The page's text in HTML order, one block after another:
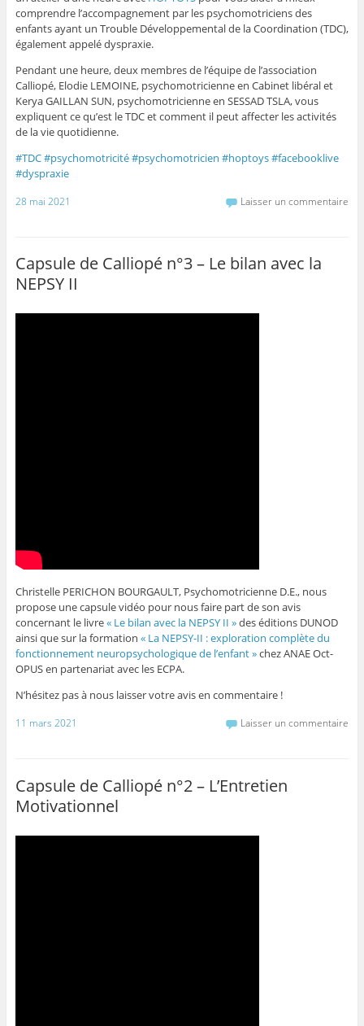
comprendre l’accompagnement par les psychomotriciens des
enfants ayant un Trouble Développemental de la Coordination (TDC),
également appelé dyspraxie.
Pendant une heure, deux membres de l’équipe de l’association
Calliopé, Elodie LEMOINE, psychomotricienne en Cabinet libéral et
Kerya GAILLAN SUN, psychomotricienne en SESSAD TSLA, vous
expliquent ce qu’est le TDC et comment il peut affecter les activités
de la vie quotidienne.
#TDC#psychomotricité#psychomotricien #hoptoys#facebooklive
#dyspraxie
28 mai 2021 Laisser un commentaire
Capsule de Calliopé n°3 – Le bilan avec la
NEPSY II
Christelle PERICHON BOURGAULT, Psychomotricienne D.E., nous
propose une capsule vidéo pour nous faire part de son avis
concernant le livre« Le bilan avec la NEPSY II »des éditions DUNOD
ainsi que sur la formation « La NEPSY-II : exploration complète du
fonctionnement neuropsychologique de l’enfant »chez ANAE Oct-
OPUS en partenariat avec les ECPA.
N’hésitez pas à nous laisser votre avis en commentaire !
11 mars 2021 Laisser un commentaire
Capsule de Calliopé n°2 – L’Entretien
Motivationnel